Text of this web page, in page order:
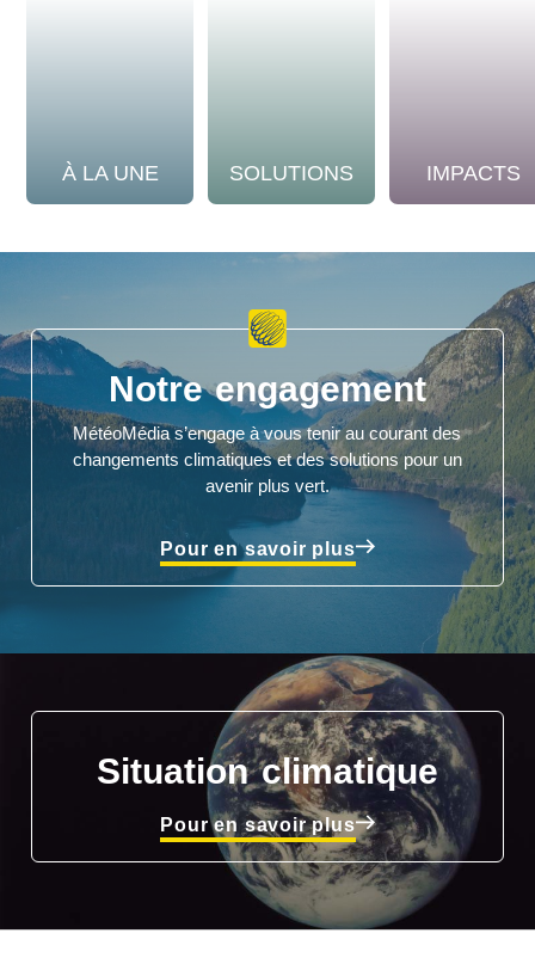
À LA UNE SOLUTIONS IMPACTS
Notre engagement
MétéoMédia s’engage à vous tenir au courant des
changements climatiques et des solutions pour un
avenir plus vert.
Pour en savoir plus
Situation climatique
Pour en savoir plus